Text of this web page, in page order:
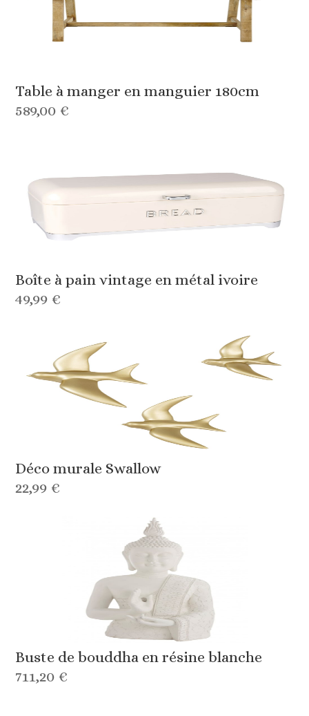
Table à manger en manguier 180cm
589,00 €
Boîte à pain vintage en métal ivoire
49,99 €
Déco murale Swallow
22,99 €
Buste de bouddha en résine blanche
711,20 €